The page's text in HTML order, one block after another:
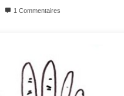
1 Commentaires